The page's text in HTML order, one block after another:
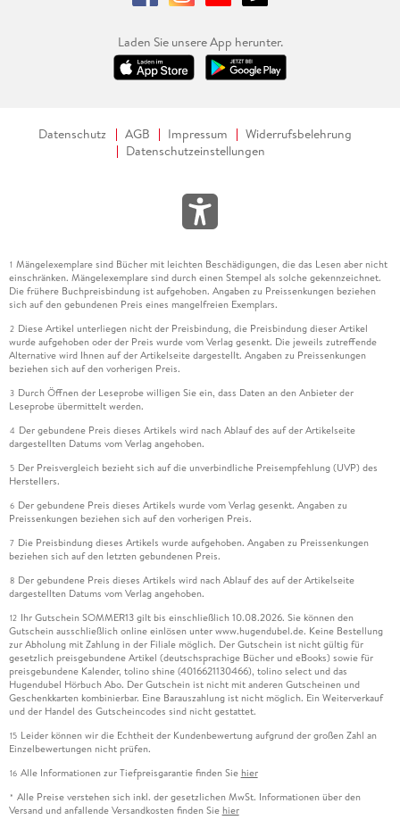
Laden Sie unsere App herunter.
Datenschutz AGB Impressum
Widerrufsbelehrung
Datenschutzeinstellungen
1 Mängelexemplare sind Bücher mit leichten Beschädigungen, die das Lesen aber nicht
einschränken. Mängelexemplare sind durch einen Stempel als solche gekennzeichnet.
Die frühere Buchpreisbindung ist aufgehoben. Angaben zu Preissenkungen beziehen
sich auf den gebundenen Preis eines mangelfreien Exemplars.
2 Diese Artikel unterliegen nicht der Preisbindung, die Preisbindung dieser Artikel
wurde aufgehoben oder der Preis wurde vom Verlag gesenkt. Die jeweils zutreffende
Alternative wird Ihnen auf der Artikelseite dargestellt. Angaben zu Preissenkungen
beziehen sich auf den vorherigen Preis.
3 Durch Öffnen der Leseprobe willigen Sie ein, dass Daten an den Anbieter der
Leseprobe übermittelt werden.
4 Der gebundene Preis dieses Artikels wird nach Ablauf des auf der Artikelseite
dargestellten Datums vom Verlag angehoben.
5 Der Preisvergleich bezieht sich auf die unverbindliche Preisempfehlung (UVP) des
Herstellers.
6 Der gebundene Preis dieses Artikels wurde vom Verlag gesenkt. Angaben zu
Preissenkungen beziehen sich auf den vorherigen Preis.
7 Die Preisbindung dieses Artikels wurde aufgehoben. Angaben zu Preissenkungen
beziehen sich auf den letzten gebundenen Preis.
8 Der gebundene Preis dieses Artikels wird nach Ablauf des auf der Artikelseite
dargestellten Datums vom Verlag angehoben.
12 Ihr Gutschein SOMMER13 gilt bis einschließlich 10.08.2026. Sie können den
Gutschein ausschließlich online einlösen unter www.hugendubel.de. Keine Bestellung
zur Abholung mit Zahlung in der Filiale möglich. Der Gutschein ist nicht gültig für
gesetzlich preisgebundene Artikel (deutschsprachige Bücher und eBooks) sowie für
preisgebundene Kalender, tolino shine (4016621130466), tolino select und das
Hugendubel Hörbuch Abo. Der Gutschein ist nicht mit anderen Gutscheinen und
Geschenkkarten kombinierbar. Eine Barauszahlung ist nicht möglich. Ein Weiterverkauf
und der Handel des Gutscheincodes sind nicht gestattet.
15 Leider können wir die Echtheit der Kundenbewertung aufgrund der großen Zahl an
Einzelbewertungen nicht prüfen.
16 Alle Informationen zur Tiefpreisgarantie finden Sie hier
* Alle Preise verstehen sich inkl. der gesetzlichen MwSt. Informationen über den
Versand und anfallende Versandkosten finden Sie hier